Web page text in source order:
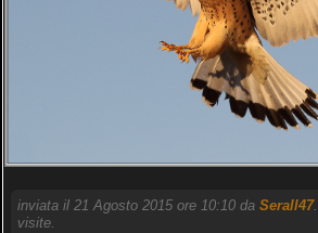
inviata il 21 Agosto 2015 ore 10:10 da Serall47.
visite.